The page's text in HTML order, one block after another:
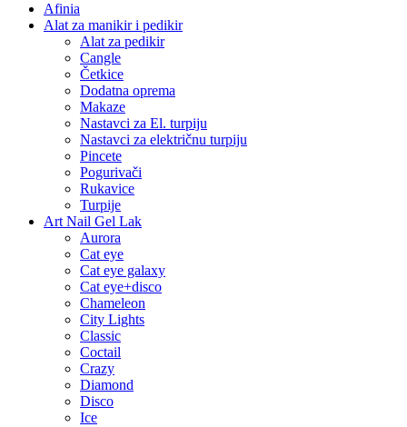
Afinia
Alat za manikir i pedikir
Alat za pedikir
Cangle
Četkice
Dodatna oprema
Makaze
Nastavci za El. turpiju
Nastavci za električnu turpiju
Pincete
Pogurivači
Rukavice
Turpije
Art Nail Gel Lak
Aurora
Cat eye
Cat eye galaxy
Cat eye+disco
Chameleon
City Lights
Classic
Coctail
Crazy
Diamond
Disco
Ice